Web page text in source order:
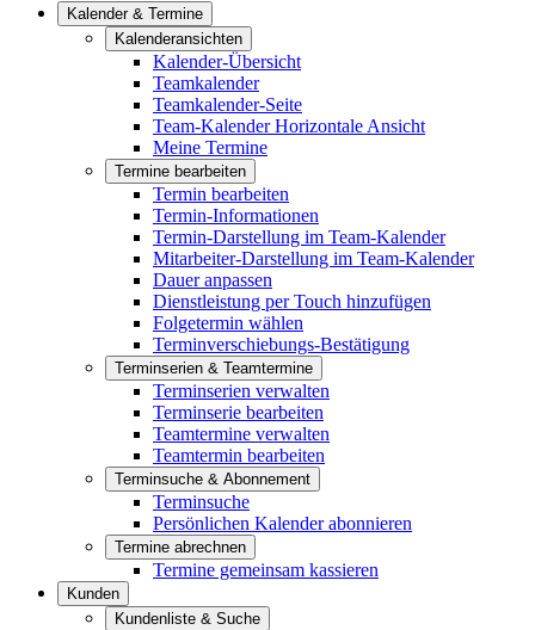
Kalender & Termine
Kalenderansichten
Kalender-Übersicht
Teamkalender
Teamkalender-Seite
Team-Kalender Horizontale Ansicht
Meine Termine
Termine bearbeiten
Termin bearbeiten
Termin-Informationen
Termin-Darstellung im Team-Kalender
Mitarbeiter-Darstellung im Team-Kalender
Dauer anpassen
Dienstleistung per Touch hinzufügen
Folgetermin wählen
Terminverschiebungs-Bestätigung
Terminserien & Teamtermine
Terminserien verwalten
Terminserie bearbeiten
Teamtermine verwalten
Teamtermin bearbeiten
Terminsuche & Abonnement
Terminsuche
Persönlichen Kalender abonnieren
Termine abrechnen
Termine gemeinsam kassieren
Kunden
Kundenliste & Suche